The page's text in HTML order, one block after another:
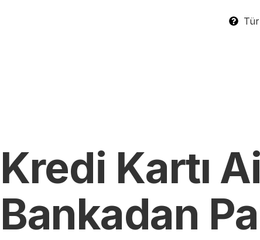
Kredi Kartı
Bankadan